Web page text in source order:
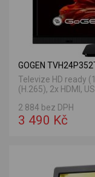
GOGEN
Televize HD ready
(H.265), 2x HDMI,
2 884 bez DPH
3 490 Kč